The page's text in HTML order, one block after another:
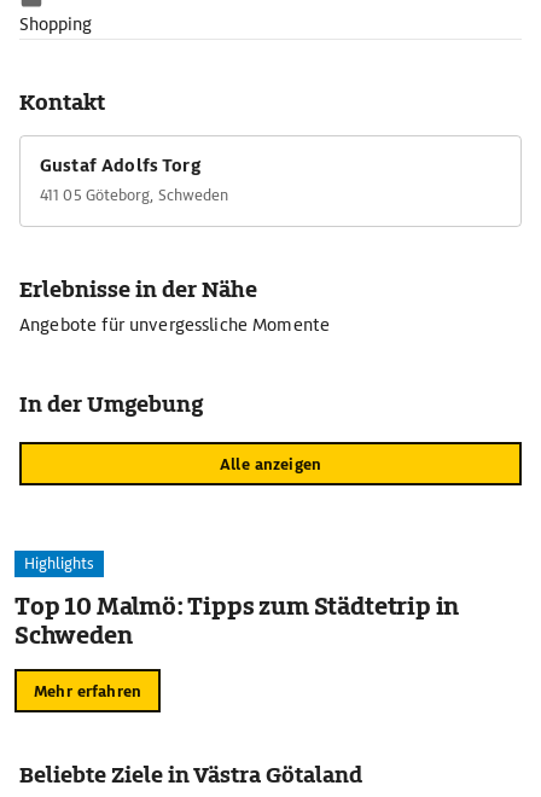
Shopping
Kontakt
Gustaf Adolfs Torg
411 05 Göteborg, Schweden
Erlebnisse in der Nähe
Angebote für unvergessliche Momente
In der Umgebung
Alle anzeigen
Highlights
Top 10 Malmö: Tipps zum Städtetrip in
Schweden
Mehr erfahren
Beliebte Ziele in Västra Götaland